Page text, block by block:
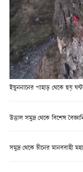
ইয়ুননানের পাহাড় থেকে ছয়
উত্তাল সমুদ্র থেকে বিশেষ
সমুদ্র থেকে চীনের মানববাহী